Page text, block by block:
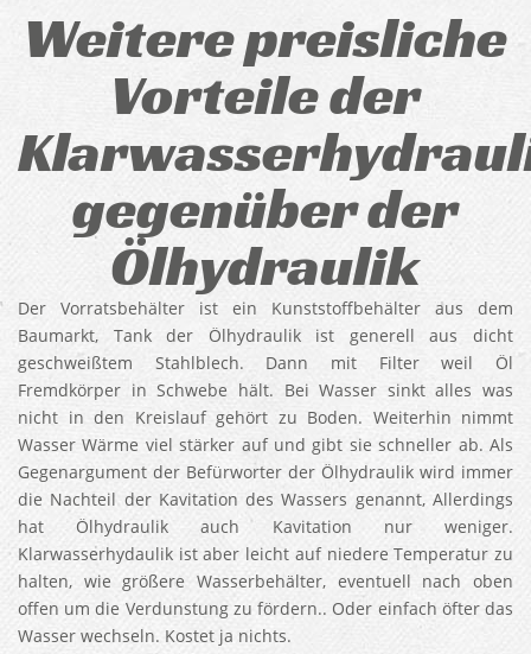
Weitere preisliche
Vorteile der
gegenüber der
Ölhydraulik
Der Vorratsbehälter ist ein Kunststoffbehälter aus dem
Baumarkt, Tank der Ölhydraulik ist generell aus dicht
geschweißtem Stahlblech. Dann mit Filter weil Öl
Fremdkörper in Schwebe hält. Bei Wasser sinkt alles was
nicht in den Kreislauf gehört zu Boden. Weiterhin nimmt
Wasser Wärme viel stärker auf und gibt sie schneller ab. Als
Gegenargument der Befürworter der Ölhydraulik wird immer
die Nachteil der Kavitation des Wassers genannt, Allerdings
hat Ölhydraulik auch Kavitation nur weniger.
Klarwasserhydaulik ist aber leicht auf niedere Temperatur zu
halten, wie größere Wasserbehälter, eventuell nach oben
offen um die Verdunstung zu fördern.. Oder einfach öfter das
Wasser wechseln. Kostet ja nichts.